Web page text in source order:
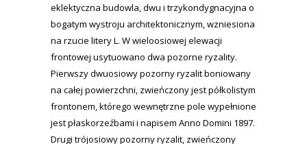
eklektyczna budowla, dwu i trzykondygnacyjna o
bogatym wystroju architektonicznym, wzniesiona
na rzucie litery L. W wieloosiowej elewacji
frontowej usytuowano dwa pozorne ryzality.
Pierwszy dwuosiowy pozorny ryzalit boniowany
na całej powierzchni, zwieńczony jest półkolistym
frontonem, którego wewnętrzne pole wypełnione
jest płaskorzeźbami i napisem Anno Domini 1897.
Drugi trójosiowy pozorny ryzalit, zwieńczony